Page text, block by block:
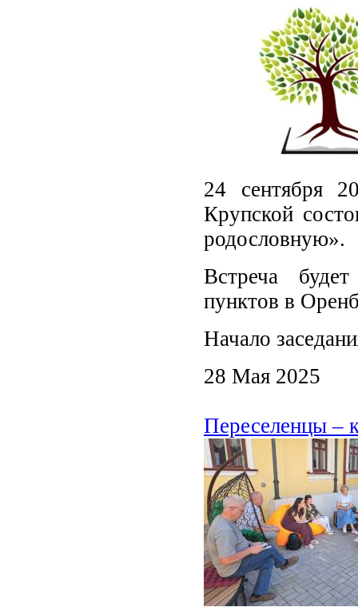
24 сентября
Крупской
родословную».
Встреча
пунктов в
Начало
28 Мая 2025
Переселенцы –